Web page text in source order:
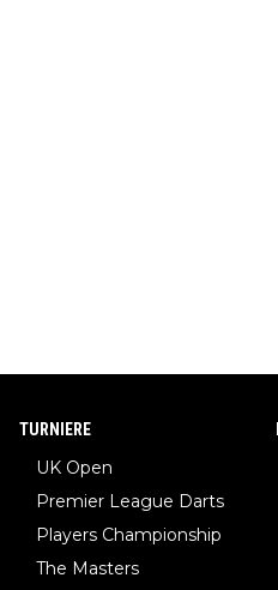
TURNIERE
UK Open
Premier League Darts
Players Championship
The Masters